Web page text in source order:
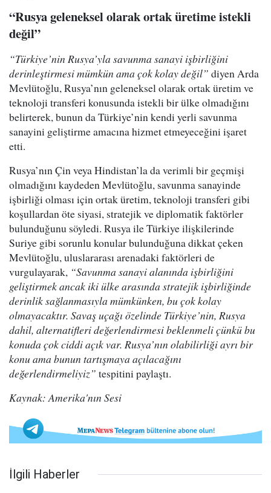
“Rusya geleneksel olarak ortak üretime istekli
değil”
“Türkiye’nin Rusya’yla savunma sanayi işbirliğini
derinleştirmesi mümkün ama çok kolay değil” diyen Arda
Mevlütoğlu, Rusya’nın geleneksel olarak ortak üretim ve
teknoloji transferi konusunda istekli bir ülke olmadığını
belirterek, bunun da Türkiye’nin kendi yerli savunma
sanayini geliştirme amacına hizmet etmeyeceğini işaret
etti.
Rusya’nın Çin veya Hindistan’la da verimli bir geçmişi
olmadığını kaydeden Mevlütoğlu, savunma sanayinde
işbirliği olması için ortak üretim, teknoloji transferi gibi
koşullardan öte siyasi, stratejik ve diplomatik faktörler
bulunduğunu söyledi. Rusya ile Türkiye ilişkilerinde
Suriye gibi sorunlu konular bulunduğuna dikkat çeken
Mevlütoğlu, uluslararası arenadaki faktörleri de
vurgulayarak, “Savunma sanayi alanında işbirliğini
geliştirmek ancak iki ülke arasında stratejik işbirliğinde
derinlik sağlanmasıyla mümkünken, bu çok kolay
olmayacaktır. Savaş uçağı özelinde Türkiye’nin, Rusya
dahil, alternatifleri değerlendirmesi beklenmeli çünkü bu
konuda çok ciddi açık var. Rusya’nın olabilirliği ayrı bir
konu ama bunun tartışmaya açılacağını
değerlendirmeliyiz” tespitini paylaştı.
Kaynak: Amerika'nın Sesi
İlgili Haberler